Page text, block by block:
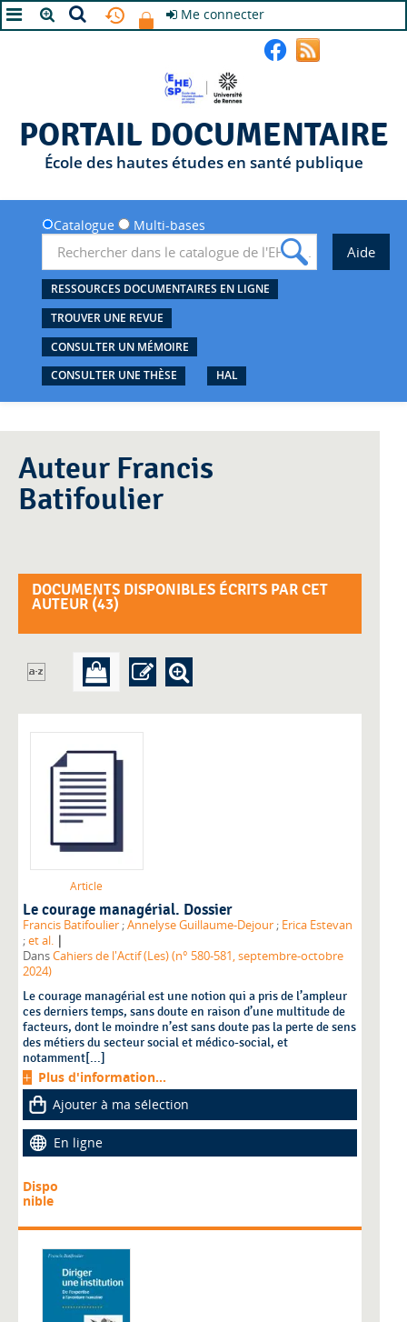
Me connecter
PORTAIL DOCUMENTAIRE
École des hautes études en santé publique
Catalogue Multi-bases
RESSOURCES DOCUMENTAIRES EN LIGNE
TROUVER UNE REVUE
CONSULTER UN MÉMOIRE
CONSULTER UNE THÈSE
HAL
Auteur Francis
Batifoulier
DOCUMENTS DISPONIBLES ÉCRITS PAR CET
AUTEUR (43)
Article
Le courage managérial. Dossier
Francis Batifoulier ;Annelyse Guillaume-Dejour ; Erica Estevan
;et al. |
DansCahiers de l'Actif (Les) (n° 580-581, septembre-octobre
2024)
Le courage managérial est une notion qui a pris de l’ampleur
ces derniers temps, sans doute en raison d’une multitude de
facteurs, dont le moindre n’est sans doute pas la perte de sens
des métiers du secteur social et médico-social, et
notamment[...]
Plus d'information...
Ajouter à ma sélection
En ligne
Dispo
nible